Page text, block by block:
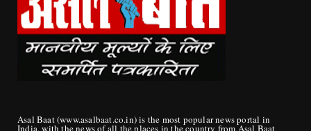
Asal Baat (www.asalbaat.co.in) is the most popular news portal in
India, with the news of all the places in the country from Asal Baat